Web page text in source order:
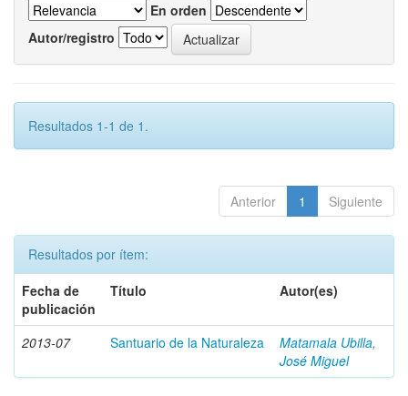
En orden
Autor/registro
Resultados 1-1 de 1.
Anterior 1 Siguiente
Resultados por ítem:
Fecha de
publicación
Título Autor(es)
2013-07 Santuario de la Naturaleza
Matamala Ubilla,
José Miguel